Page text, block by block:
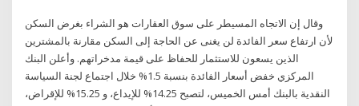
وقال إن الاتجاه المسيطر على سوق العقارات هو الشراء بغرض السكن
لأن ارتفاع سعر الفائدة لن يغنى عن الحاجة إلى السكن مقارنة بالمشترين
الذين يسعون للاستثمار للحفاظ على قيمة مدخراتهم. وأعلن البنك
المركزي خفض أسعار الفائدة بنسبة 1.5% خلال اجتماع لجنة السياسة
النقدية بالبنك أمس الخميس، لتصبح 14.25% للإيداع، و 15.25% للإقراض،